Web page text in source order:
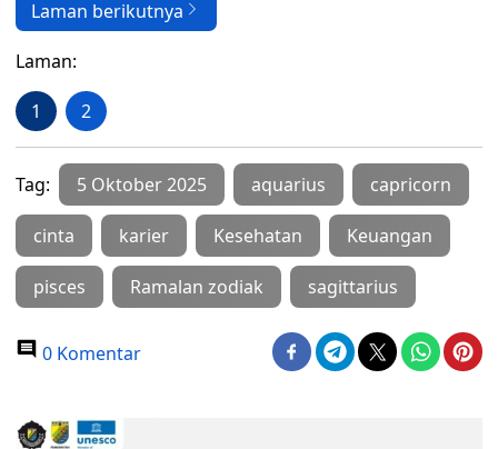
Laman berikutnya
Laman:
1 2
Tag: 5 Oktober 2025 aquarius capricorn
cinta karier Kesehatan Keuangan
pisces Ramalan zodiak sagittarius
0 Komentar